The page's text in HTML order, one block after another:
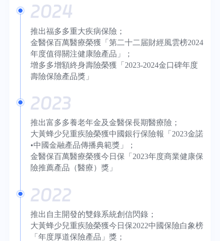
2024
推出福多多重大疾病保險；
金醫保百萬醫療榮獲「第二十二届財經風雲榜2024
年度值得關注健康險產品」；
增多多增額終身壽險榮獲「2023-2024金口碑年度
壽險保險產品獎」
2023
推出富多多養老年金及金醫保長期醫療險；
大黃蜂少兒重疾險榮獲中國銀行保險報「2023金諾
•中國金融產品傳播典範獎」；
金醫保百萬醫療榮獲今日保「2023年度商業健康保
險推薦產品（醫療）獎」
2022
推出自主開發的雙錄系統創信閃錄；
大黃蜂少兒重疾險榮獲今日保2022中國保險白象榜
「年度厚道保險產品」獎；